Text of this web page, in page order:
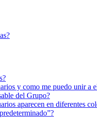
y como me puedo unir a
del Grupo?
aparecen en diferentes